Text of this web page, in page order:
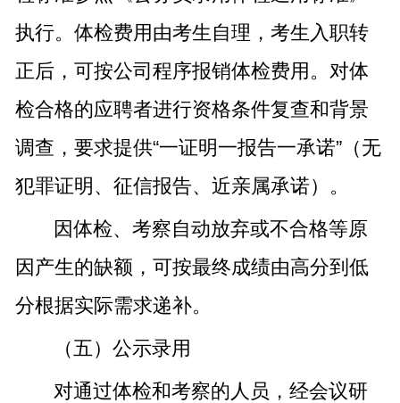
执行。体检费用由考生自理，考生入职转
正后，可按公司程序报销体检费用。对体
检合格的应聘者进行资格条件复查和背景
调查，要求提供“一证明一报告一承诺”（无
犯罪证明、征信报告、近亲属承诺）。
因体检、考察自动放弃或不合格等原
因产生的缺额，可按最终成绩由高分到低
分根据实际需求递补。
（五）公示录用
对通过体检和考察的人员，经会议研